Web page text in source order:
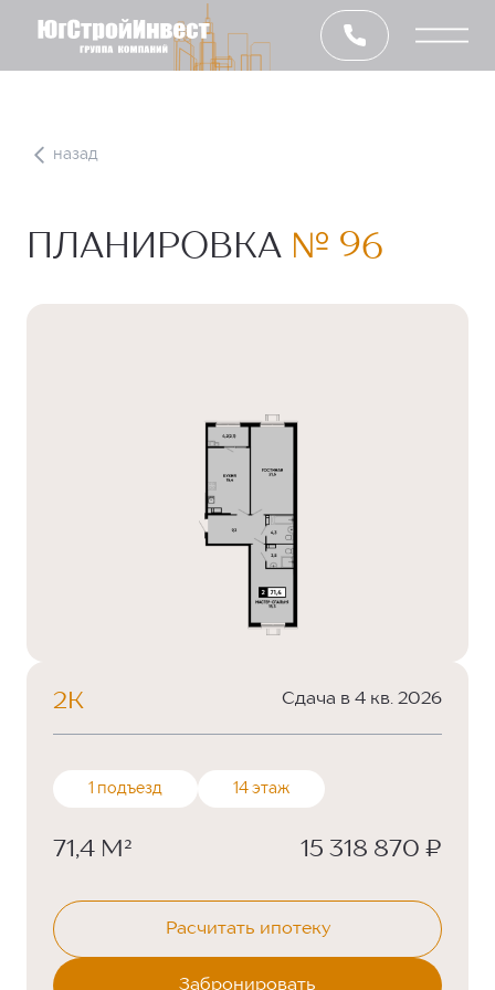
назад
ПЛАНИРОВКА № 96
2К Сдача в 4 кв. 2026
1 подъезд 14 этаж
71,4 М² 15 318 870 ₽
Расчитать ипотеку
Забронировать